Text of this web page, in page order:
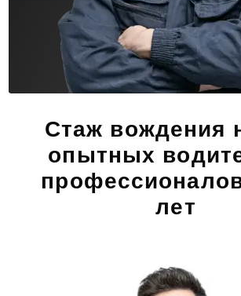
Стаж вождения
опытных
лет